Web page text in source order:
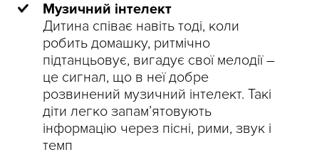
Музичний інтелект
Дитина співає навіть тоді, коли
робить домашку, ритмічно
підтанцьовує, вигадує свої мелодії –
це сигнал, що в неї добре
розвинений музичний інтелект. Такі
діти легко запам’ятовують
інформацію через пісні, рими, звук і
темп